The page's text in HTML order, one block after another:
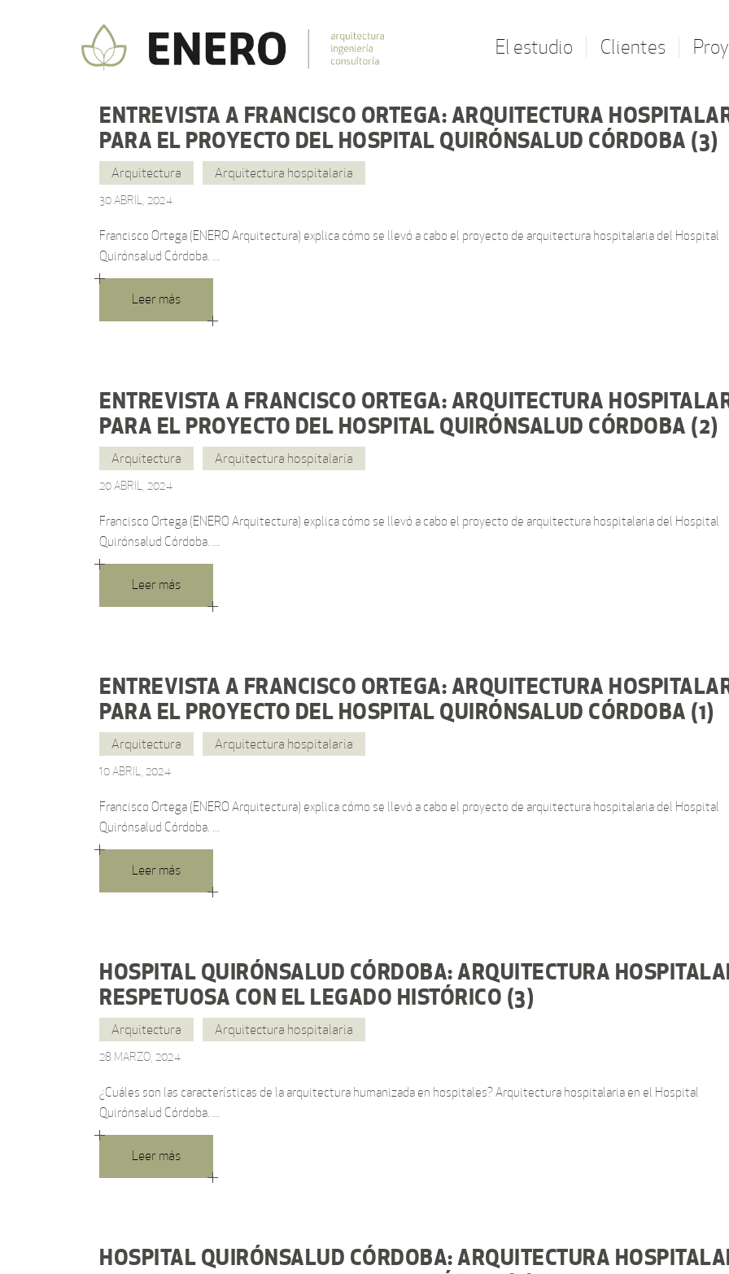
El estudio Clientes
ENTREVISTA A FRANCISCO ORTEGA: ARQUITECTURA
PARA EL PROYECTO DEL HOSPITAL QUIRÓNSALUD CÓRDOBA (3)
Arquitectura Arquitectura hospitalaria
30 ABRIL, 2024
Francisco Ortega (ENERO Arquitectura) explica cómo se llevó a cabo el proyecto de arquitectura hospitalaria del Hospital
Quirónsalud Córdoba.
Leer más
ENTREVISTA A FRANCISCO ORTEGA: ARQUITECTURA
PARA EL PROYECTO DEL HOSPITAL QUIRÓNSALUD CÓRDOBA (2)
Arquitectura Arquitectura hospitalaria
20 ABRIL, 2024
Francisco Ortega (ENERO Arquitectura) explica cómo se llevó a cabo el proyecto de arquitectura hospitalaria del Hospital
Quirónsalud Córdoba.
Leer más
ENTREVISTA A FRANCISCO ORTEGA: ARQUITECTURA
PARA EL PROYECTO DEL HOSPITAL QUIRÓNSALUD CÓRDOBA (1)
Arquitectura Arquitectura hospitalaria
10 ABRIL, 2024
Francisco Ortega (ENERO Arquitectura) explica cómo se llevó a cabo el proyecto de arquitectura hospitalaria del Hospital
Quirónsalud Córdoba.
Leer más
HOSPITAL QUIRÓNSALUD CÓRDOBA: ARQUITECTURA
RESPETUOSA CON EL LEGADO HISTÓRICO (3)
Arquitectura Arquitectura hospitalaria
28 MARZO, 2024
¿Cuáles son las características de la arquitectura humanizada en hospitales? Arquitectura hospitalaria en el Hospital
Quirónsalud Córdoba.
Leer más
HOSPITAL QUIRÓNSALUD CÓRDOBA: ARQUITECTURA